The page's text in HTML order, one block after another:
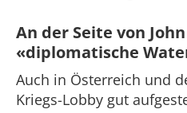
An der Seite von
«diplomatische
Auch in Österreich und
Kriegs-Lobby gut